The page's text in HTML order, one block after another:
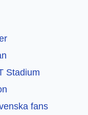
Stadium
fans